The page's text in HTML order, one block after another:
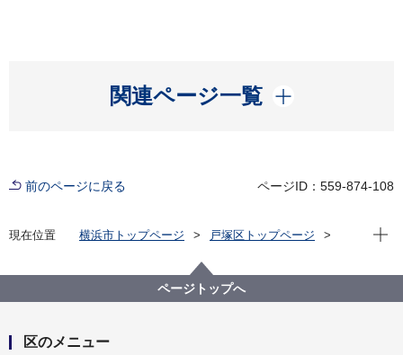
関連ページ一覧
開く
前のページに戻る ページID：559-874-108
現在位置 横浜市トップページ
戸塚区トップページ
現在
ページトップへ
区のメニュー